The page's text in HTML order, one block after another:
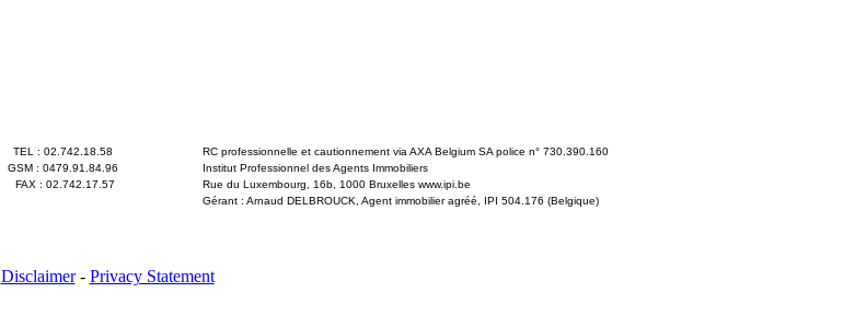
TEL : 02.742.18.58
GSM : 0479.91.84.96
FAX : 02.742.17.57
RC professionnelle et cautionnement via AXA Belgium SA police n° 730.390.160
Institut Professionnel des Agents Immobiliers
Rue du Luxembourg, 16b, 1000 Bruxelles www.ipi.be
Gérant : Arnaud DELBROUCK, Agent immobilier agréé, IPI 504.176 (Belgique)
Disclaimer- Privacy Statement